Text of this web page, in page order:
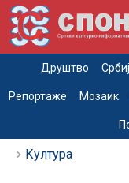
Друштво
Репортаже Мозаик
Култура